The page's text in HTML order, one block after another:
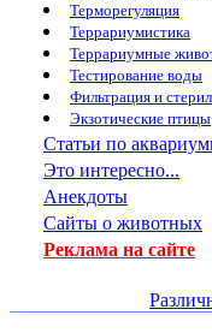
Терморегуляция
Террариумистика
Террариумные
Тестирование воды
Фильтрация и
Экзотические птицы
Статьи по
Это интересно...
Анекдоты
Сайты о животных
Реклама на сайте